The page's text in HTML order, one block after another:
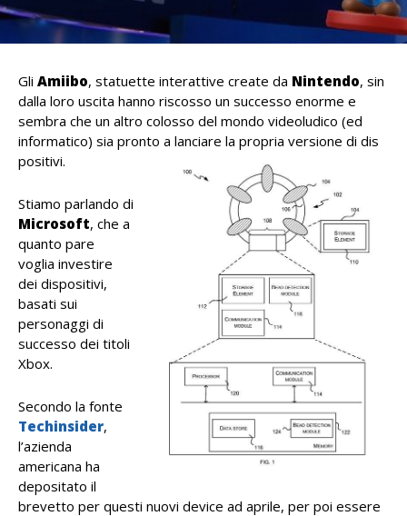
Gli Amiibo, statuette interattive create da Nintendo, sin
dalla loro uscita hanno riscosso un successo enorme e
sembra che un altro colosso del mondo videoludico (ed
informatico) sia pronto a lanciare la propria versione di dis
positivi.
Stiamo parlando di
Microsoft, che a
quanto pare
voglia investire
dei dispositivi,
basati sui
personaggi di
successo dei titoli
Xbox.
Secondo la fonte
Techinsider,
l’azienda
americana ha
depositato il
brevetto per questi nuovi device ad aprile, per poi essere